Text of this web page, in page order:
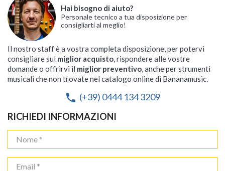
Hai bisogno di aiuto?
Personale tecnico a tua disposizione per
consigliarti al meglio!
Il nostro staff è a vostra completa disposizione, per potervi
consigliare sul miglior acquisto, rispondere alle vostre
domande o offrirvi il miglior preventivo, anche per strumenti
musicali che non trovate nel catalogo online di Bananamusic.
phone (+39) 0444 134 3209
RICHIEDI INFORMAZIONI